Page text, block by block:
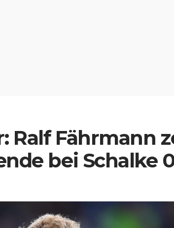
Ralf Fährmann
bei Schalke